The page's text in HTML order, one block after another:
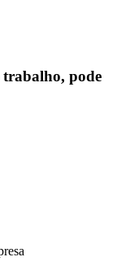
trabalho, pode